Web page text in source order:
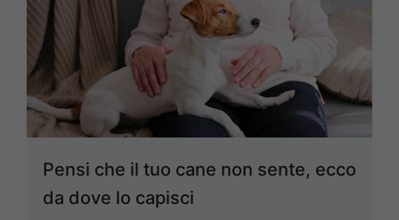
Pensi che il tuo cane non sente, ecco
da dove lo capisci